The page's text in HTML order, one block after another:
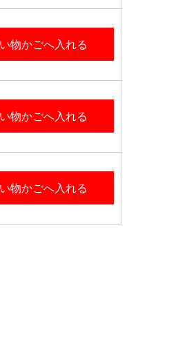
物かごへ入れる
物かごへ入れる
物かごへ入れる